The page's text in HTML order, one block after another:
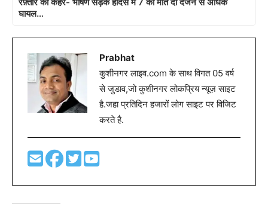
घायल…
Prabhat
कुशीनगर लाइव.com के साथ विगत 05 वर्ष
से जुडाव,जो कुशीनगर लोकप्रिय न्यूज़ साइट
है.जहा प्रतिदिन हजारों लोग साइट पर विजिट
करते है.